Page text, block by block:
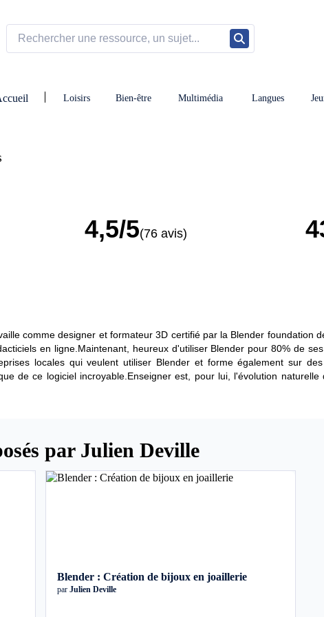
Loisirs Bien-être Multimédia Langues
4,5/5(76 avis)
comme designer et formateur 3D certifié par la Blender foundation
en ligne.Maintenant, heureux d'utiliser Blender pour 80% de
locales qui veulent utiliser Blender et forme également sur
de ce logiciel incroyable.Enseigner est, pour lui, l'évolution
par Julien Deville
Blender : Création de bijoux en joaillerie
par Julien Deville